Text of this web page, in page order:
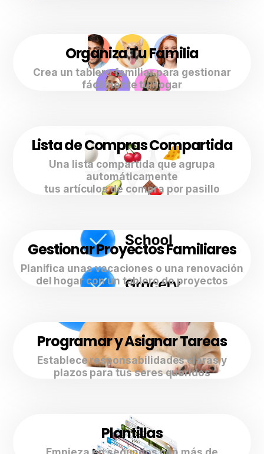
Organiza Tu Familia
Crea un tablero familiar para gestionar
fácilmente tu hogar
Lista de Compras Compartida
Una lista compartida que agrupa
automáticamente
tus artículos de compra por pasillo
Gestionar Proyectos Familiares
Planifica unas vacaciones o una renovación
del hogar con un tablero de proyectos
Programar y Asignar Tareas
Establece responsabilidades claras y
plazos para tus seres queridos
Plantillas